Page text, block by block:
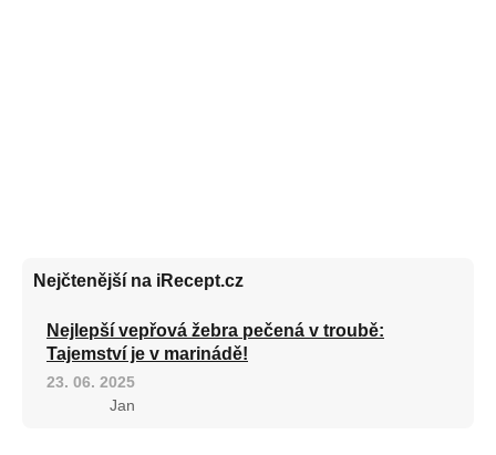
Nejčtenější na iRecept.cz
Nejlepší vepřová žebra pečená v troubě:
Tajemství je v marinádě!
23. 06. 2025
Jan